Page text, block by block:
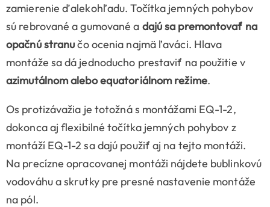
zamierenie ďalekohľadu. Točítka jemných pohybov
sú rebrované a gumované a dajú sa premontovať na
opačnú stranučo ocenia najmä ľaváci. Hlava
montáže sa dá jednoducho prestaviť na použitie v
azimutálnom alebo equatoriálnom režime.
Os protizávažia je totožná s montážami EQ-1-2,
dokonca aj flexibilné točítka jemných pohybov z
montáží EQ-1-2 sa dajú použiť aj na tejto montáži.
Na precízne opracovanej montáži nájdete bublinkovú
vodováhu a skrutky pre presné nastavenie montáže
na pól.